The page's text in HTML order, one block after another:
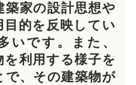
築家の設計思想や
目的を反映してい
いです。また、
を利用する様子を
で、その建築物が